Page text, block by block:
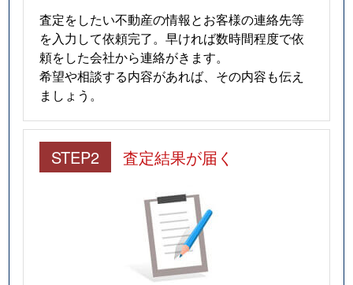
査定をしたい不動産の情報とお客様の連絡先等
を入力して依頼完了。早ければ数時間程度で依
頼をした会社から連絡がきます。
希望や相談する内容があれば、その内容も伝え
ましょう。
STEP2 査定結果が届く